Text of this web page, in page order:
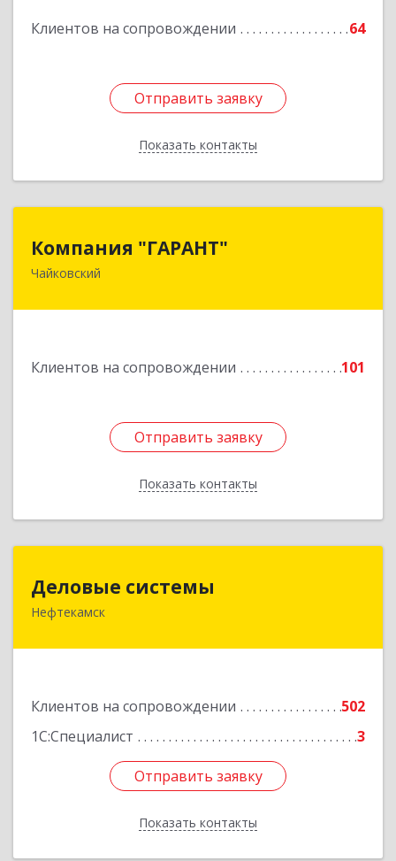
Клиентов на сопровождении 64
Отправить заявку
Показать контакты
Отправить заявку
Назад
Компания "ГАРАНТ"
Чайковский
Клиентов на сопровождении 101
Отправить заявку
Показать контакты
617760, Пермский край, Чайковский г, Карла
Отправить заявку
Назад
Деловые системы
Нефтекамск
Клиентов на сопровождении
502
1С:Специалист
3
Отправить заявку
Показать контакты
452689, Башкортостан Респ, Нефтекамск г,
Отправить заявку
Назад